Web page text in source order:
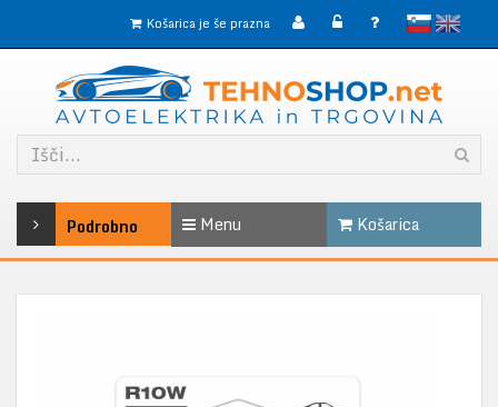
slovenskoEnglish
Košarica je še prazna
Podrobno Menu Košarica